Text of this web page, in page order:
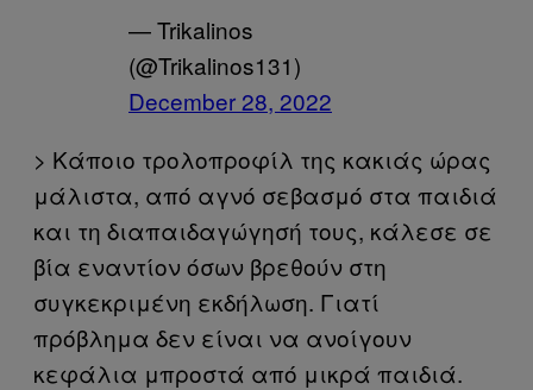
— Trikalinos
(@Trikalinos131)
December 28, 2022
> Kάποιο τρολοπροφίλ της κακιάς ώρας
μάλιστα, από αγνό σεβασμό στα παιδιά
και τη διαπαιδαγώγησή τους, κάλεσε σε
βία εναντίον όσων βρεθούν στη
συγκεκριμένη εκδήλωση. Γιατί
πρόβλημα δεν είναι να ανοίγουν
κεφάλια μπροστά από μικρά παιδιά.